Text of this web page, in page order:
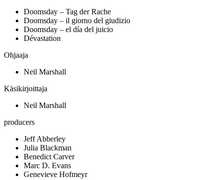
Doomsday – Tag der Rache
Doomsday – il giorno del giudizio
Doomsday – el día del juicio
Dévastation
Ohjaaja
Neil Marshall
Käsikirjoittaja
Neil Marshall
producers
Jeff Abberley
Julia Blackman
Benedict Carver
Marc D. Evans
Genevieve Hofmeyr